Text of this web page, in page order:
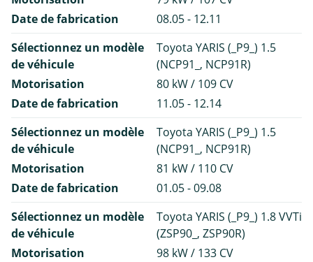
Date de fabrication
08.05 - 12.11
Sélectionnez un modèle
de véhicule
Toyota YARIS (_P9_) 1.5
(NCP91_, NCP91R)
Motorisation
80 kW / 109 CV
Date de fabrication
11.05 - 12.14
Sélectionnez un modèle
de véhicule
Toyota YARIS (_P9_) 1.5
(NCP91_, NCP91R)
Motorisation
81 kW / 110 CV
Date de fabrication
01.05 - 09.08
Sélectionnez un modèle
de véhicule
Toyota YARIS (_P9_) 1.8 VVTi
(ZSP90_, ZSP90R)
Motorisation
98 kW / 133 CV